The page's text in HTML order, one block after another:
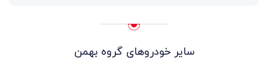
سایر خودروهای گروه بهمن